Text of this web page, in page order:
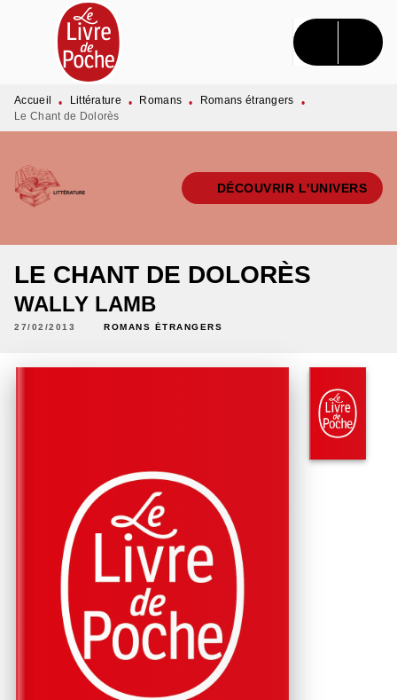
MENU RECHERCHE CONTENU
PIED DE PAGE
Accueil • Littérature • Romans • Romans étrangers
•
Le Chant de Dolorès
DÉCOUVRIR L'UNIVERS
LE CHANT DE DOLORÈS
WALLY LAMB
27/02/2013 ROMANS ÉTRANGERS